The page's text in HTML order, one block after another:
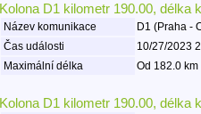
Kolona D1 kilometr 190.00, délka
Název komunikace
D1 (Praha -
Čas události
10/27/2023
Maximální délka
Od 182.0
Kolona D1 kilometr 190.00, délka